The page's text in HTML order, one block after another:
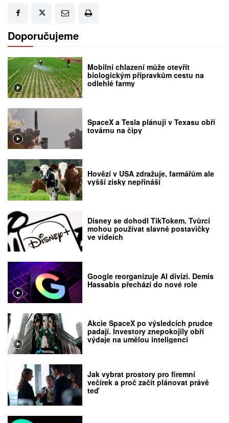
Doporučujeme
Mobilní chlazení může otevřít
biologickým přípravkům cestu na
odlehlé farmy
SpaceX a Tesla plánují v Texasu obří
továrnu na čipy
Hovězí v USA zdražuje, farmářům ale
vyšší zisky nepřináší
Disney se dohodl TikTokem. Tvůrci
mohou používat slavné postavičky
ve videích
Google reorganizuje AI divizi. Demis
Hassabis přechází do nové role
Akcie SpaceX po výsledcích prudce
padají. Investory znepokojily obří
výdaje na umělou inteligenci
Jak vybrat prostory pro firemní
večírek a proč začít plánovat právě
teď